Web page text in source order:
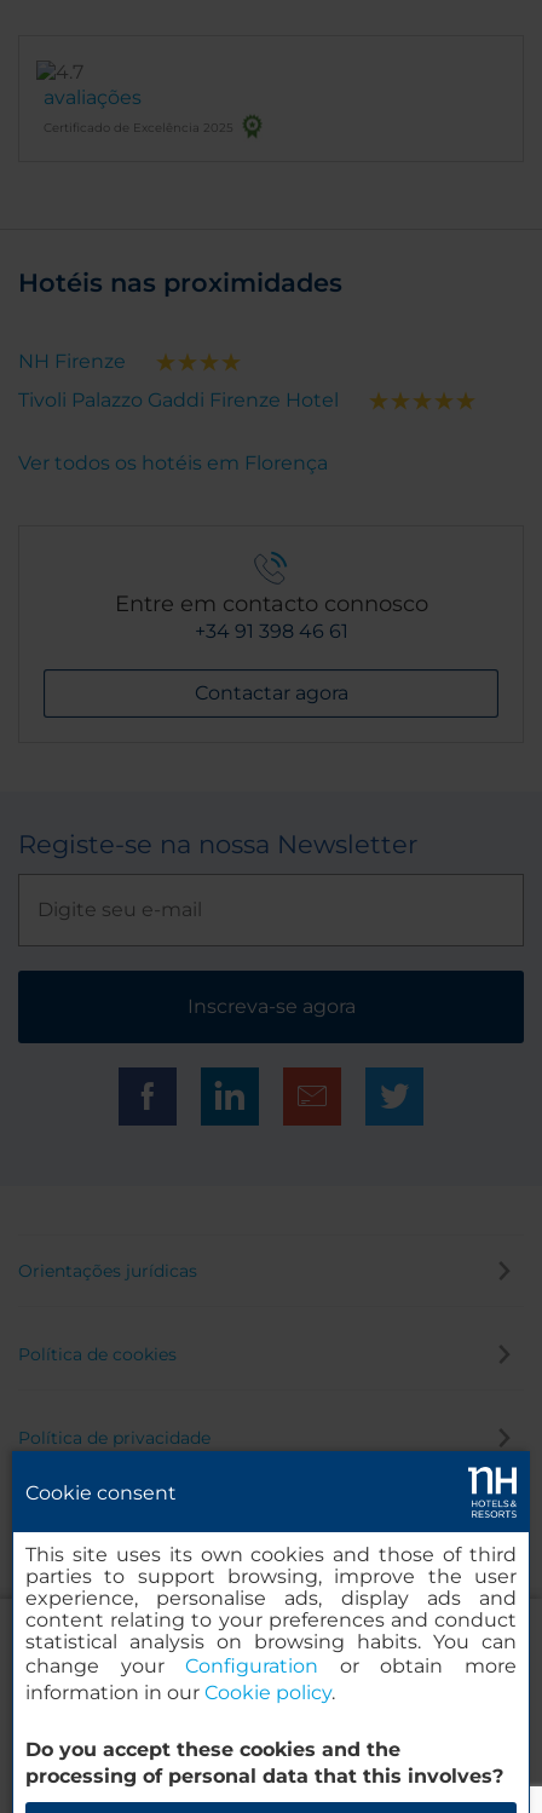
Porta Rossa Hotel Firenze Colbert
Collection
avaliações
Certificado de Excelência 2025
Hotéis nas proximidades
NH Firenze
Tivoli Palazzo Gaddi Firenze Hotel
Ver todos os hotéis em Florença
Entre em contacto connosco
+34 91 398 46 61
Contactar agora
Registe-se na nossa Newsletter
Inscreva-se agora
Orientações jurídicas
Política de cookies
Política de privacidade
© 2000-2026 MINOR HOTELS EUROPE & AMERICAS Santa Engracia
120. 28003 Madrid, Espanha
Cookie consent
This site uses its own cookies and those of third
parties to support browsing, improve the user
experience, personalise ads, display ads and
content relating to your preferences and conduct
statistical analysis on browsing habits. You can
change yourConfiguration or obtain more
information in our Cookie policy.
Do you accept these cookies and the
processing of personal data that this involves?